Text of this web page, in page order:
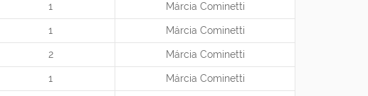
1 Márcia Cominetti
1 Márcia Cominetti
2 Márcia Cominetti
1 Márcia Cominetti